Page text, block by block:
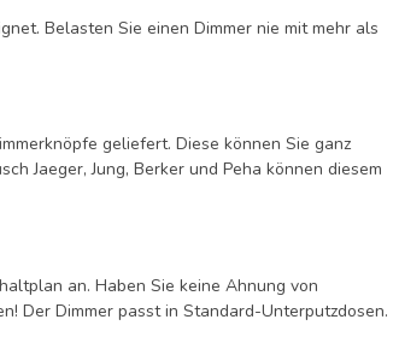
Belasten Sie einen Dimmer nie mit mehr als
geliefert. Diese können Sie ganz
Jaeger, Jung, Berker und Peha können diesem
an. Haben Sie keine Ahnung von
Der Dimmer passt in Standard-Unterputzdosen.